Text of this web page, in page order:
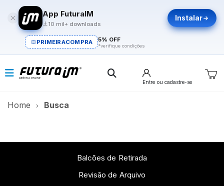
App FuturaIM
10 mil+ downloads
Instalar
PRIMEIRACOMPRA 5% OFF
*verifique condições
Entre ou cadastre-se
Home Busca
Balcões de Retirada
Revisão de Arquivo